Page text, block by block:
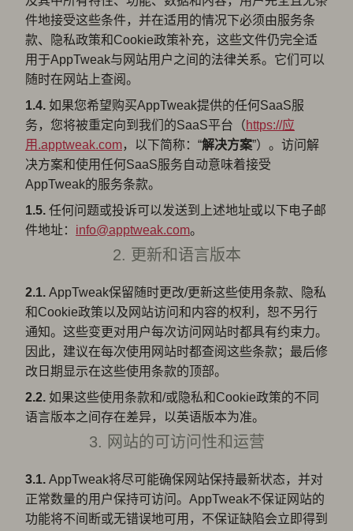
件地接受这些条件，并在适用的情况下必须由服务条
款、隐私政策和Cookie政策补充，这些文件仍完全适
用于AppTweak与网站用户之间的法律关系。它们可以
随时在网站上查阅。
1.4. 如果您希望购买AppTweak提供的任何SaaS服
务，您将被重定向到我们的SaaS平台（https://应
用.apptweak.com，以下简称：“解决方案”）。访问解
决方案和使用任何SaaS服务自动意味着接受
AppTweak的服务条款。
1.5. 任何问题或投诉可以发送到上述地址或以下电子邮
件地址： info@apptweak.com。
2. 更新和语言版本
2.1. AppTweak保留随时更改/更新这些使用条款、隐私
和Cookie政策以及网站访问和内容的权利，恕不另行
通知。这些变更对用户每次访问网站时都具有约束力。
因此，建议在每次使用网站时都查阅这些条款；最后修
改日期显示在这些使用条款的顶部。
2.2. 如果这些使用条款和/或隐私和Cookie政策的不同
语言版本之间存在差异，以英语版本为准。
3. 网站的可访问性和运营
3.1. AppTweak将尽可能确保网站保持最新状态，并对
正常数量的用户保持可访问。AppTweak不保证网站的
功能将不间断或无错误地可用，不保证缺陷会立即得到